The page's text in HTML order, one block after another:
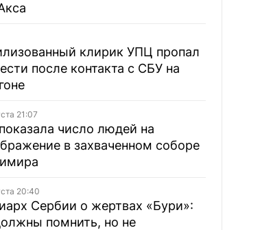
клирик УПЦ пропал
после контакта с СБУ на
21:07
число людей на
в захваченном соборе
20:40
Сербии о жертвах «Бури»:
помнить, но не